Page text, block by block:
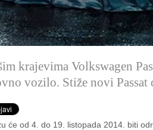
krajevima Volkswagen
vozilo. Stiže novi Passat
će od 4. do 19. listopada 2014. biti